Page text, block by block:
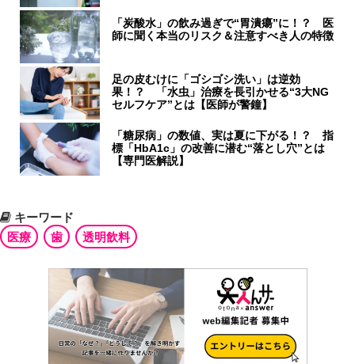
「炭酸水」の飲み過ぎで“胃潰瘍”に！？ 医
師に聞く本当のリスク＆注意すべき人の特徴
足の皮むけに「ゴシゴシ洗い」は逆効
果！？ 「水虫」治療を長引かせる“3大NG
セルフケア”とは【医師が警鐘】
「糖尿病」の数値、実は夏に下がる！？ 指
標「HbA1c」の改善に潜む“落とし穴”とは
【専門医解説】
キーワード
医療
歯 透明飲料